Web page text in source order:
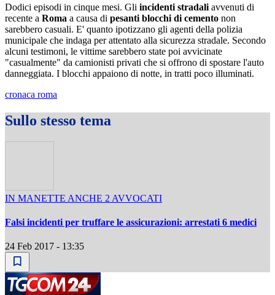
Dodici episodi in cinque mesi. Gli incidenti stradali avvenuti di
recente a Roma a causa di pesanti blocchi di cemento non
sarebbero casuali. E' quanto ipotizzano gli agenti della polizia
municipale che indaga per attentato alla sicurezza stradale. Secondo
alcuni testimoni, le vittime sarebbero state poi avvicinate
"casualmente" da camionisti privati che si offrono di spostare l'auto
danneggiata. I blocchi appaiono di notte, in tratti poco illuminati.
cronaca roma
Sullo stesso tema
IN MANETTE ANCHE 2 AVVOCATI
Falsi incidenti per truffare le assicurazioni: arrestati 6 medici
24 Feb 2017 - 13:35